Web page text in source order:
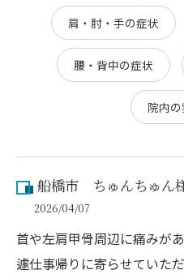
肩・肘・手の症状
腰・背中の症状
院内
船橋市 ちゅんちゅ
2026/04/07
首や左肩甲骨周辺に痛みが
遽仕事帰りに寄らせていただ